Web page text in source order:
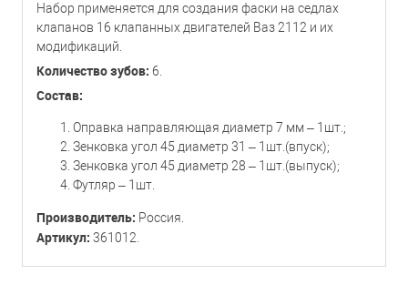
Набор применяется для создания фаски на седлах
клапанов 16 клапанных двигателей Ваз 2112 и их
модификаций.
Количество зубов: 6.
Состав:
Оправка направляющая диаметр 7 мм – 1шт.;
Зенковка угол 45 диаметр 31 – 1шт.(впуск);
Зенковка угол 45 диаметр 28 – 1шт.(выпуск);
Футляр – 1шт.
Производитель: Россия.
Артикул: 361012.